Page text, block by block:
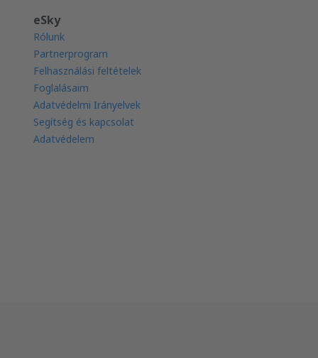
eSky
Rólunk
Partnerprogram
Felhasználási feltételek
Foglalásaim
Adatvédelmi Irányelvek
Segítség és kapcsolat
Adatvédelem